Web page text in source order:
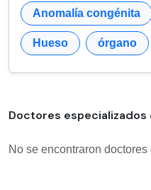
Anomalía congénita
Hueso órgano
Doctores especializados
No se encontraron